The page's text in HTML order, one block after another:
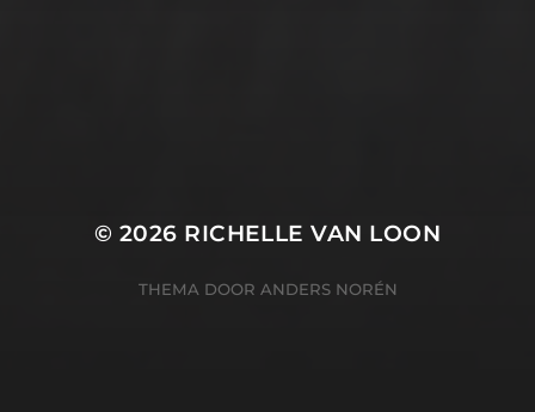
© 2026 RICHELLE VAN LOON
THEMA DOOR ANDERS NORÉN